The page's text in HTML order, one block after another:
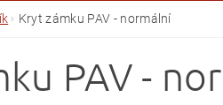
MOJE OBJEDNÁVKA
Kryt zámku PAV - normální
PAV -